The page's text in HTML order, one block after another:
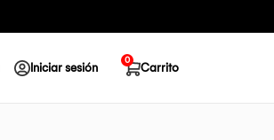
Iniciar sesión Carrito
0